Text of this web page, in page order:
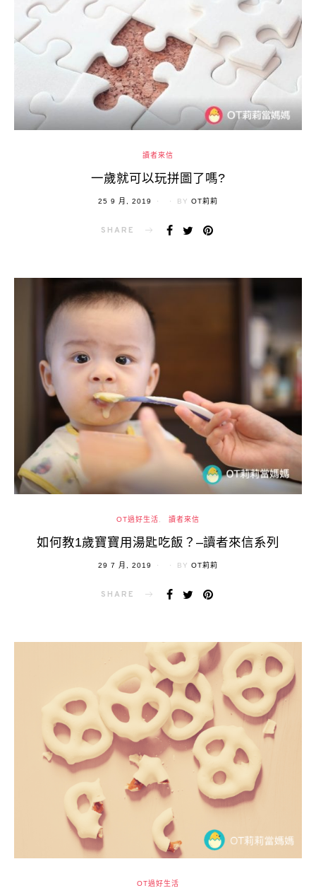
讀者來信
一歲就可以玩拼圖了嗎?
POSTED
25 9 月, 2019 BY OT莉莉
SHARE
OT過好生活 讀者來信
如何教1歲寶寶用湯匙吃飯？–讀者來信系列
POSTED
29 7 月, 2019 BY OT莉莉
SHARE
OT過好生活